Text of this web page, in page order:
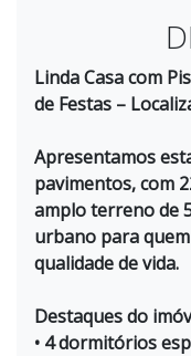
Linda Casa com
de Festas –
Apresentamos
pavimentos, com
amplo terreno de
urbano para
qualidade de vida.
Destaques do
• 4 dormitórios